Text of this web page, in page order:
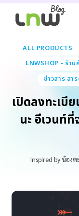
ALL PRODUCTS
LNWSHOP - ร้าน
ข่าวสาร สา
เปิดลงทะเบี
นะ อีเวนท์
Inspired by น้องต